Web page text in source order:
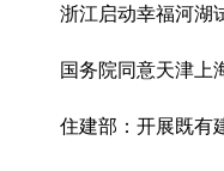
浙江启动幸福河湖
国务院同意天津上
住建部：开展既有